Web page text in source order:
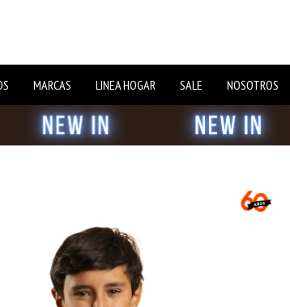
MARCAS LINEA HOGAR SALE NOSOTROS